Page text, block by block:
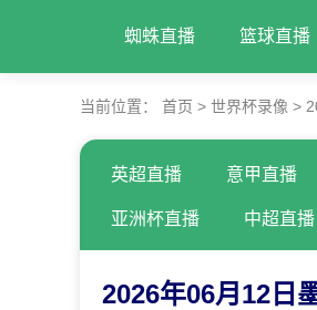
蜘蛛直播 篮球直播
当前位置： 首页 > 世界杯录像 >
英超直播 意甲直播
亚洲杯直播 中超直播
2026年06月12日